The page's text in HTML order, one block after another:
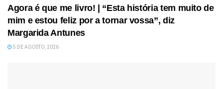
Agora é que me livro! | “Esta história tem muito de
mim e estou feliz por a tornar vossa”, diz
Margarida Antunes
5 DE AGOSTO, 2026